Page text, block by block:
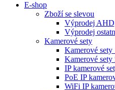
E-shop
Zboží se slevou
Výprodej
Výprodej
Kamerové sety
Kamerové sety
Kamerové
IP kamerové
PoE IP
WiFi IP